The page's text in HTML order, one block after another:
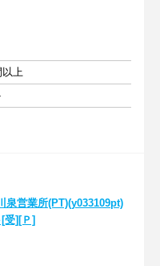
以上
泉営業所(PT)(y033109pt)
受][Ｐ]